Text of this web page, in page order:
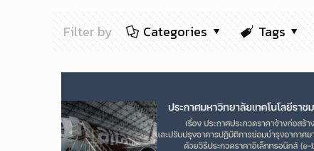
Filter by Categories Tags